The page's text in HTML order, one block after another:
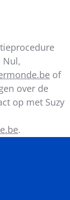
Nul,
of
over de
op met Suzy
.